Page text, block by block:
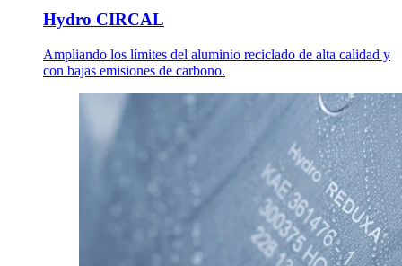
Hydro CIRCAL
Ampliando los límites del aluminio reciclado de alta calidad y
con bajas emisiones de carbono.